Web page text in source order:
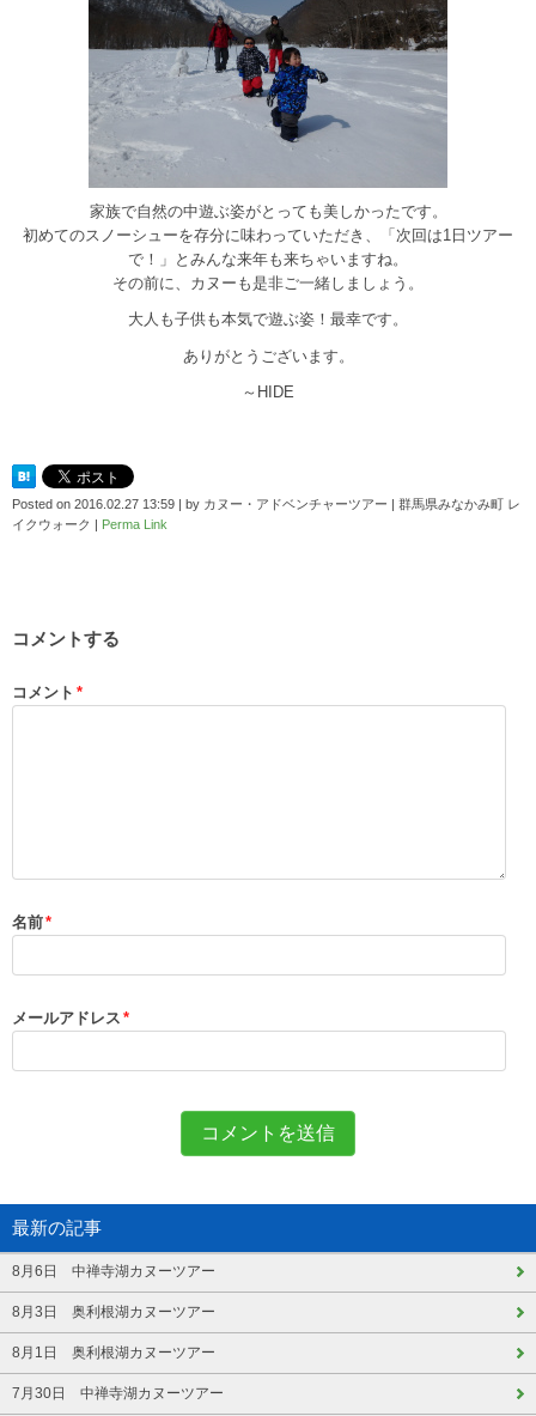
家族で自然の中遊ぶ姿がとっても美しかったです。
初めてのスノーシューを存分に味わっていただき、「次回は1日ツアー
で！」とみんな来年も来ちゃいますね。
その前に、カヌーも是非ご一緒しましょう。
大人も子供も本気で遊ぶ姿！最幸です。
ありがとうございます。
～HIDE
Posted on 2016.02.27 13:59 | by カヌー・アドベンチャーツアー | 群馬県みなかみ町 レ
イクウォーク | Perma Link
コメントする
コメント *
名前*
メールアドレス *
最新の記事
8月6日 中禅寺湖カヌーツアー
8月3日 奥利根湖カヌーツアー
8月1日 奥利根湖カヌーツアー
7月30日 中禅寺湖カヌーツアー